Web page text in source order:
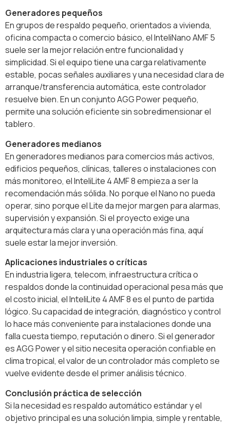
Generadores pequeños
En grupos de respaldo pequeño, orientados a vivienda,
oficina compacta o comercio básico, el InteliNano AMF 5
suele ser la mejor relación entre funcionalidad y
simplicidad. Si el equipo tiene una carga relativamente
estable, pocas señales auxiliares y una necesidad clara de
arranque/transferencia automática, este controlador
resuelve bien. En un conjunto AGG Power pequeño,
permite una solución eficiente sin sobredimensionar el
tablero.
Generadores medianos
En generadores medianos para comercios más activos,
edificios pequeños, clínicas, talleres o instalaciones con
más monitoreo, el InteliLite 4 AMF 8 empieza a ser la
recomendación más sólida. No porque el Nano no pueda
operar, sino porque el Lite da mejor margen para alarmas,
supervisión y expansión. Si el proyecto exige una
arquitectura más clara y una operación más fina, aquí
suele estar la mejor inversión.
Aplicaciones industriales o críticas
En industria ligera, telecom, infraestructura crítica o
respaldos donde la continuidad operacional pesa más que
el costo inicial, el InteliLite 4 AMF 8 es el punto de partida
lógico. Su capacidad de integración, diagnóstico y control
lo hace más conveniente para instalaciones donde una
falla cuesta tiempo, reputación o dinero. Si el generador
es AGG Power y el sitio necesita operación confiable en
clima tropical, el valor de un controlador más completo se
vuelve evidente desde el primer análisis técnico.
Conclusión práctica de selección
Si la necesidad es respaldo automático estándar y el
objetivo principal es una solución limpia, simple y rentable,